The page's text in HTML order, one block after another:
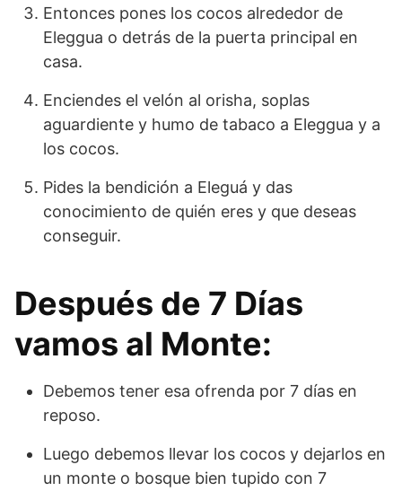
Entonces pones los cocos alrededor de
Eleggua o detrás de la puerta principal en
casa.
Enciendes el velón al orisha, soplas
aguardiente y humo de tabaco a Eleggua y a
los cocos.
Pides la bendición a Eleguá y das
conocimiento de quién eres y que deseas
conseguir.
Después de 7 Días
vamos al Monte:
Debemos tener esa ofrenda por 7 días en
reposo.
Luego debemos llevar los cocos y dejarlos en
un monte o bosque bien tupido con 7